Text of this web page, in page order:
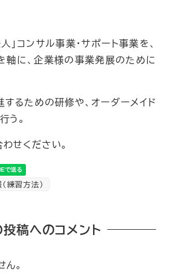
」コンサル事業・サポート事業を、
軸に、企業様の事業発展のために
するための研修や、オーダーメイド
う。
せください。
練習方法）
投稿へのコメント
。